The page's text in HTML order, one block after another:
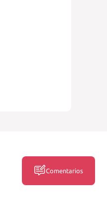
Comentarios